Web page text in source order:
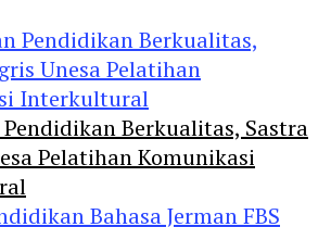
Berkualitas, Sastra
Pelatihan Komunikasi